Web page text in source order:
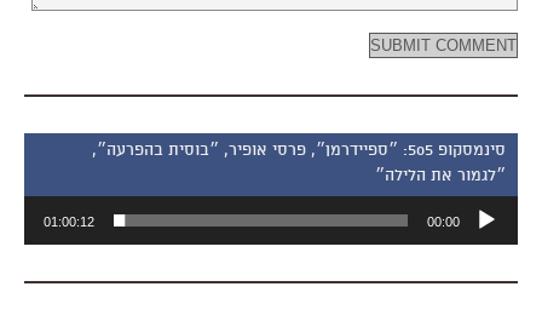
סינמסקופ 505: ״ספיידרמן״, פרסי אופיר, ״בוסית בהפרעה״,
״לגמור את הלילה״
אודיו
00:00
01:00:12